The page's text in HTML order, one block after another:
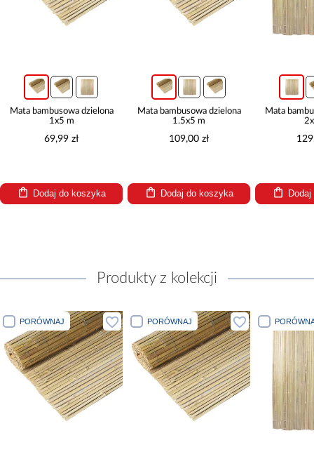
Mata bambusowa dzielona
1x5 m
69,99 zł
Dodaj do koszyka
Mata bambusowa dzielona
1.5x5 m
109,00 zł
Dodaj do koszyka
Mata
Produkty z kolekcji
PORÓWNAJ PORÓWNAJ